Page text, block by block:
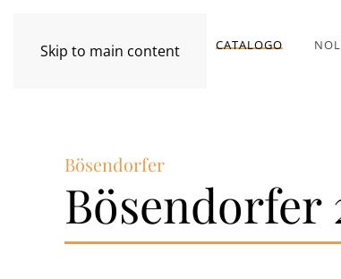
Skip to main content CATALOGO
Bösendorfer
Bösendorfer